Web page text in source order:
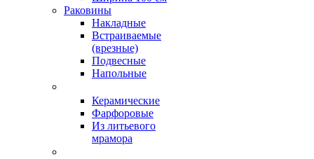
Раковины
Накладные
Встраиваемые
(врезные)
Подвесные
Напольные
Керамические
Фарфоровые
Из литьевого
мрамора